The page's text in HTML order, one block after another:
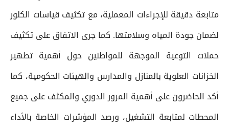
متابعة دقيقة للإجراءات المعملية، مع تكثيف قياسات الكلور
لضمان جودة المياه وسلامتها. كما جرى الاتفاق على تكثيف
حملات التوعية الموجهة للمواطنين حول أهمية تطهير
الخزانات العلوية بالمنازل والمدارس والهيئات الحكومية، كما
أكد الحاضرون على أهمية المرور الدوري والمكثف على جميع
المحطات لمتابعة التشغيل، ورصد المؤشرات الخاصة بالأداء